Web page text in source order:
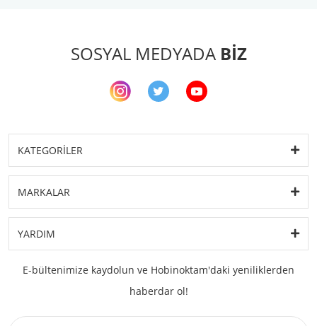
SOSYAL MEDYADA BİZ
KATEGORİLER
MARKALAR
YARDIM
E-bültenimize kaydolun ve Hobinoktam'daki yeniliklerden
haberdar ol!